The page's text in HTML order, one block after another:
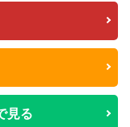
見る